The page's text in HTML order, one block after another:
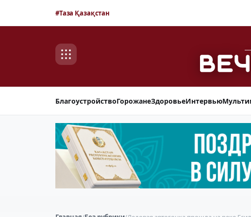
#Таза Қазақстан
БлагоустройствоГорожанеЗдоровьеИнтервью